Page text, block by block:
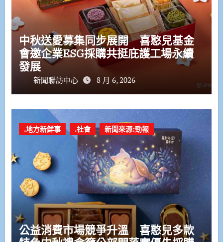
中秋送愛募集同步展開 喜憨兒基金
會邀企業ESG採購共挺庇護工場永續
發展
新聞聯訪中心 8 月 6, 2026
.地方新鮮事 .社會 新聞來源:勁報
公益消費市場競爭升溫 喜憨兒多款